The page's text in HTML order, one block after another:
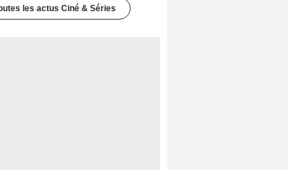
les actus Ciné & Séries